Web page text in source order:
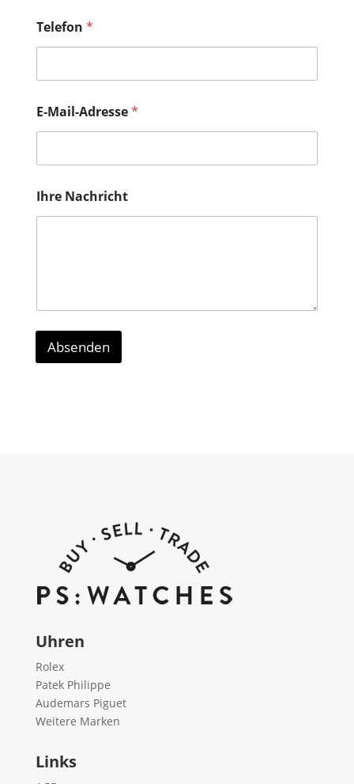
a
m
e
Telefon *
E-Mail-Adresse*
Ihre Nachricht
Absenden
Uhren
Rolex
Patek Philippe
Audemars Piguet
Weitere Marken
Links